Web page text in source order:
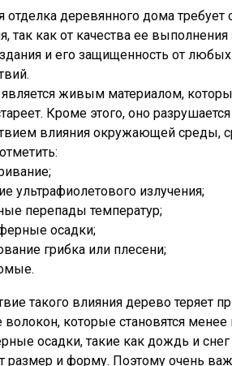
такого влияния дерево теряет
волокон, которые становятся
осадки, такие как дождь и
размер и форму. Поэтому очень
отделка деревянного дома требует
так как от качества ее выполнения
и его защищенность от
живым материалом,
Кроме этого, оно
влияния окружающей среды,
ультрафиолетового излучения;
перепады температур;
осадки;
грибка или плесени;